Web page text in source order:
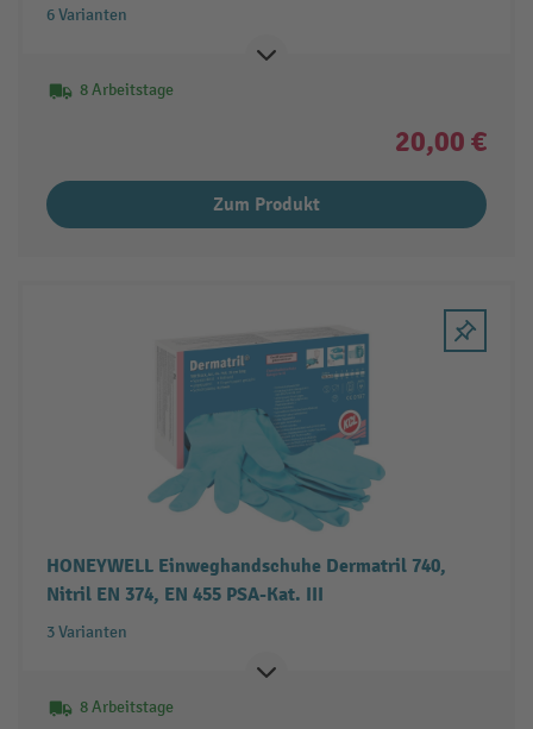
6 Varianten
8 Arbeitstage
20,00 €
Zum Produkt
HONEYWELL Einweghandschuhe Dermatril 740,
Nitril EN 374, EN 455 PSA-Kat. III
3 Varianten
8 Arbeitstage